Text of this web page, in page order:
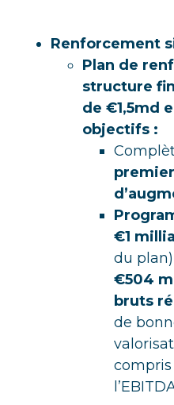
Renforcement
Plan de
structure
de €1,5md
objectifs :
€1
du plan)
€504
bruts
de
compris